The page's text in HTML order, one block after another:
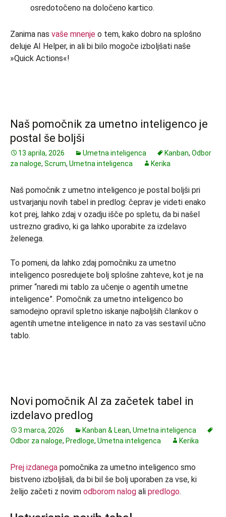
osredotočeno na določeno kartico.
Zanima nas vaše mnenje o tem, kako dobro na splošno
deluje AI Helper, in ali bi bilo mogoče izboljšati naše
»Quick Actions«!
Naš pomočnik za umetno inteligenco je
postal še boljši
13 aprila, 2026 Umetna inteligenca Kanban, Odbor
za naloge, Scrum, Umetna inteligenca Kerika
Naš pomočnik z umetno inteligenco je postal boljši pri
ustvarjanju novih tabel in predlog: čeprav je videti enako
kot prej, lahko zdaj v ozadju išče po spletu, da bi našel
ustrezno gradivo, ki ga lahko uporabite za izdelavo
želenega.
To pomeni, da lahko zdaj pomočniku za umetno
inteligenco posredujete bolj splošne zahteve, kot je na
primer “naredi mi tablo za učenje o agentih umetne
inteligence”. Pomočnik za umetno inteligenco bo
samodejno opravil spletno iskanje najboljših člankov o
agentih umetne inteligence in nato za vas sestavil učno
tablo.
Novi pomočnik AI za začetek tabel in
izdelavo predlog
3 marca, 2026 Kanban & Lean, Umetna inteligenca
Odbor za naloge, Predloge, Umetna inteligenca Kerika
Prej izdanega pomočnika za umetno inteligenco smo
bistveno izboljšali, da bi bil še bolj uporaben za vse, ki
želijo začeti z novim odborom nalog ali predlogo.